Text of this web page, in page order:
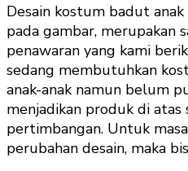
Desain kostum badut
pada gambar, merupakan
penawaran yang kami
sedang membutuhkan
anak-anak namun belum
menjadikan produk di atas
pertimbangan. Untuk
perubahan desain, maka